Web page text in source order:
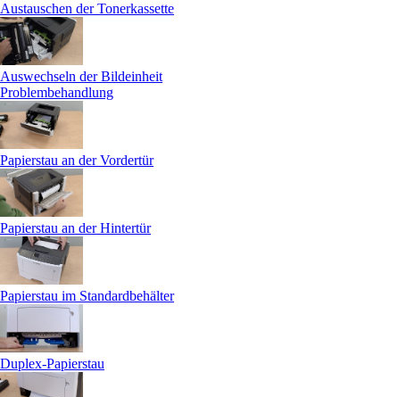
Austauschen der Tonerkassette
Auswechseln der Bildeinheit
Problembehandlung
Papierstau an der Vordertür
Papierstau an der Hintertür
Papierstau im Standardbehälter
Duplex-Papierstau